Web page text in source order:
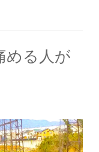
める人が